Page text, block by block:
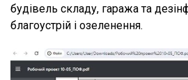
будівель складу, гаража та
благоустрій і озеленення.